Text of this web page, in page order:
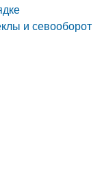
и севооборот